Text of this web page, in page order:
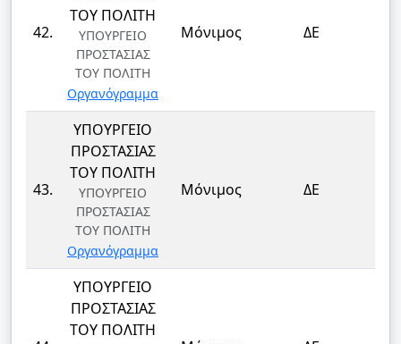
42.
ΤΟΥ ΠΟΛΙΤΗ
ΥΠΟΥΡΓΕΙΟ
ΠΡΟΣΤΑΣΙΑΣ
ΤΟΥ ΠΟΛΙΤΗ
Οργανόγραμμα
Μόνιμος ΔΕ
43.
ΥΠΟΥΡΓΕΙΟ
ΠΡΟΣΤΑΣΙΑΣ
ΤΟΥ ΠΟΛΙΤΗ
ΥΠΟΥΡΓΕΙΟ
ΠΡΟΣΤΑΣΙΑΣ
ΤΟΥ ΠΟΛΙΤΗ
Οργανόγραμμα
Μόνιμος ΔΕ
ΥΠΟΥΡΓΕΙΟ
ΠΡΟΣΤΑΣΙΑΣ
ΤΟΥ ΠΟΛΙΤΗ